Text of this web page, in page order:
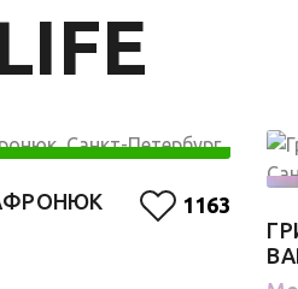
1163